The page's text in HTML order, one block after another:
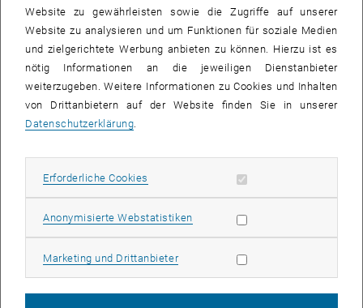
2010
2009
2008
2007
Website zu gewährleisten sowie die Zugriffe auf unserer
Website zu analysieren und um Funktionen für soziale Medien
und zielgerichtete Werbung anbieten zu können. Hierzu ist es
nötig Informationen an die jeweiligen Dienstanbieter
weiterzugeben. Weitere Informationen zu Cookies und Inhalten
von Drittanbietern auf der Website finden Sie in unserer
Datenschutzerklärung.
Erforderliche Cookies Erforderliche Cookies zulassen
Anonymisierte WebstatistikenStatistik Cookies zulassen
Marketing und DrittanbieterMarketing Cookies zulassen